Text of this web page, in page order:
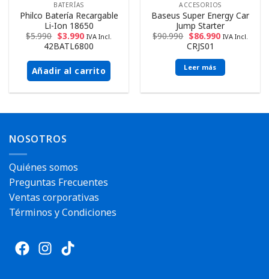
BATERÍAS
Philco Batería Recargable
Li-Ion 18650
$5.990 $3.990 IVA Incl.
42BATL6800
Añadir al carrito
ACCESORIOS
Baseus Super Energy Car
Jump Starter
$90.990 $86.990 IVA Incl.
CRJS01
Leer más
NOSOTROS
Quiénes somos
Preguntas Frecuentes
Ventas corporativas
Términos y Condiciones